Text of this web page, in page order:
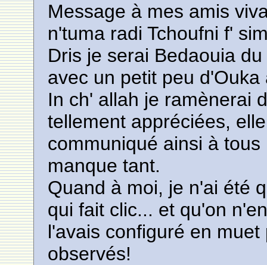
Message à mes amis
n'tuma radi Tchoufni f'
Dris je serai Bedaouia
avec un petit peu d'Ouka
In ch' allah je ramènerai
tellement appréciées,
communiqué ainsi à
manque tant.
Quand à moi, je n'ai été
qui fait clic... et qu'on
l'avais configuré en
observés!